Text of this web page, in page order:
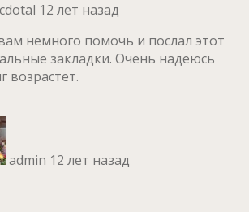
12 лет назад
немного помочь и послал этот
закладки. Очень надеюсь
возрастет.
admin 12 лет назад